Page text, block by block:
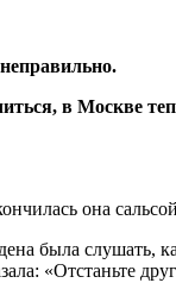
в Москве
она
была слушать,
«Отстаньте